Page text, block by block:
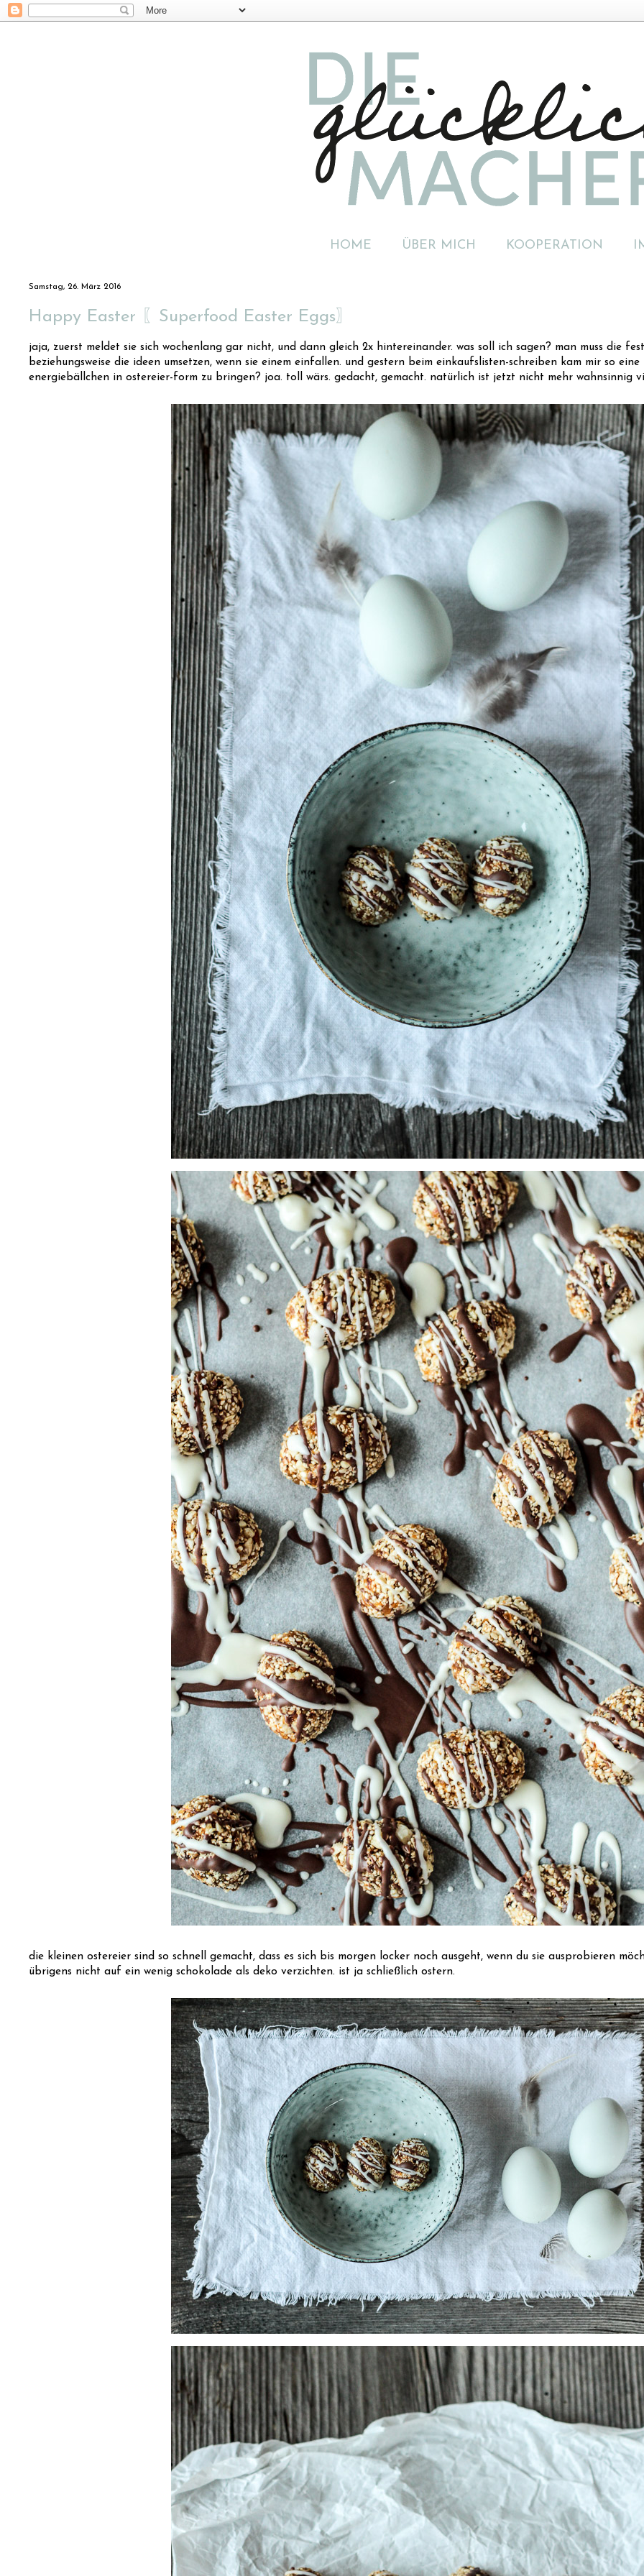
HOME ÜBER MICH KOOPERATION
Samstag, 26. März 2016
Happy Easter 〖Superfood Easter Eggs〗
jaja, zuerst meldet sie sich wochenlang gar nicht, und dann gleich 2x hintereinander. was soll ich sagen? man muss die
beziehungsweise die ideen umsetzen, wenn sie einem einfallen. und gestern beim einkaufslisten-schreiben kam mir so
energiebällchen in ostereier-form zu bringen? joa. toll wärs. gedacht, gemacht. natürlich ist jetzt nicht mehr wahnsinnig
die kleinen ostereier sind so schnell gemacht, dass es sich bis morgen locker noch ausgeht, wenn du sie ausprobieren
übrigens nicht auf ein wenig schokolade als deko verzichten. ist ja schließlich ostern.